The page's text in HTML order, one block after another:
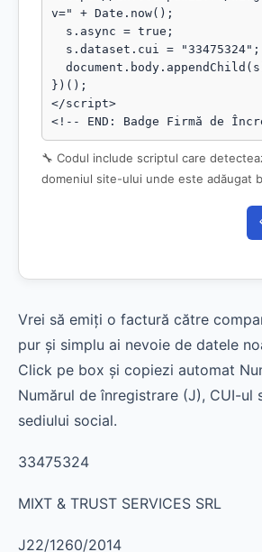
v=" + Date.now();
})();
</script>
<!-- END: Badge Firmă de
🔧 Codul include scriptul care
domeniul site-ului unde este adăugat
Vrei să emiți o factură către
pur și simplu ai nevoie de datele
Click pe box și copiezi automat
Numărul de înregistrare (J), CUI-ul
sediului social.
33475324
MIXT & TRUST SERVICES SRL
J22/1260/2014